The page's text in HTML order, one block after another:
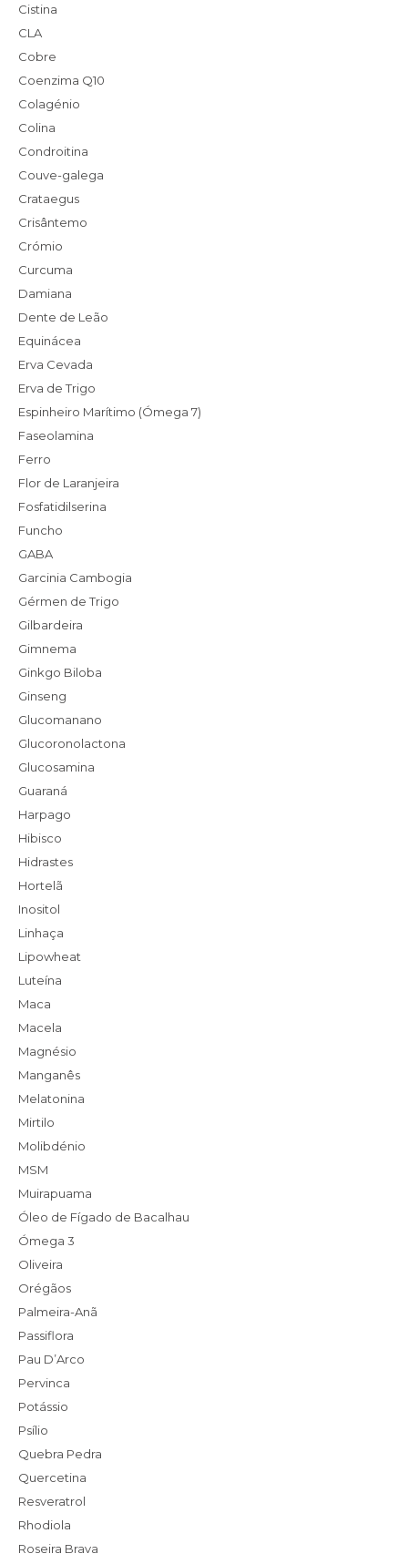
Cistina
CLA
Cobre
Coenzima Q10
Colagénio
Colina
Condroitina
Couve-galega
Crataegus
Crisântemo
Crómio
Curcuma
Damiana
Dente de Leão
Equinácea
Erva Cevada
Erva de Trigo
Espinheiro Marítimo (Ómega 7)
Faseolamina
Ferro
Flor de Laranjeira
Fosfatidilserina
Funcho
GABA
Garcinia Cambogia
Gérmen de Trigo
Gilbardeira
Gimnema
Ginkgo Biloba
Ginseng
Glucomanano
Glucoronolactona
Glucosamina
Guaraná
Harpago
Hibisco
Hidrastes
Hortelã
Inositol
Linhaça
Lipowheat
Luteína
Maca
Macela
Magnésio
Manganês
Melatonina
Mirtilo
Molibdénio
MSM
Muirapuama
Óleo de Fígado de Bacalhau
Ómega 3
Oliveira
Orégãos
Palmeira-Anã
Passiflora
Pau D’Arco
Pervinca
Potássio
Psílio
Quebra Pedra
Quercetina
Resveratrol
Rhodiola
Roseira Brava